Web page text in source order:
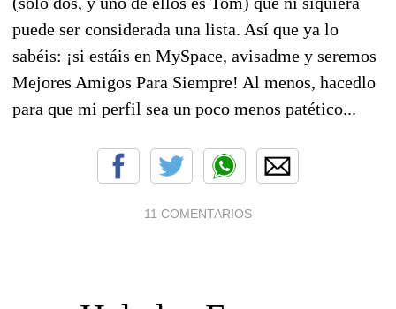
puede ser considerada una lista. Así que ya lo
sabéis: ¡si estáis en MySpace, avisadme y seremos
Mejores Amigos Para Siempre! Al menos, hacedlo
para que mi perfil sea un poco menos patético...
11 COMENTARIOS